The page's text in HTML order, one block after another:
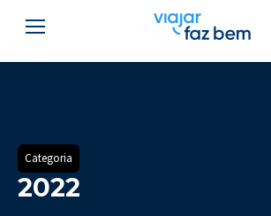
Categoria
2022